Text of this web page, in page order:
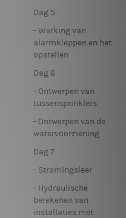
Dag 5
- Werking van
alarmkleppen en het
opstellen
Dag 6
- Ontwerpen van
tussensprinklers
- Ontwerpen van de
watervoorziening
Dag 7
- Stromingsleer
- Hydraulische
berekenen van
installaties met